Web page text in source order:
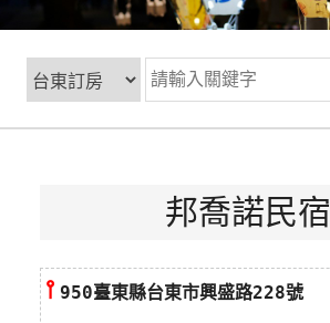
訂
邦喬諾民宿
⫯ 950臺東縣台東市興盛路228號